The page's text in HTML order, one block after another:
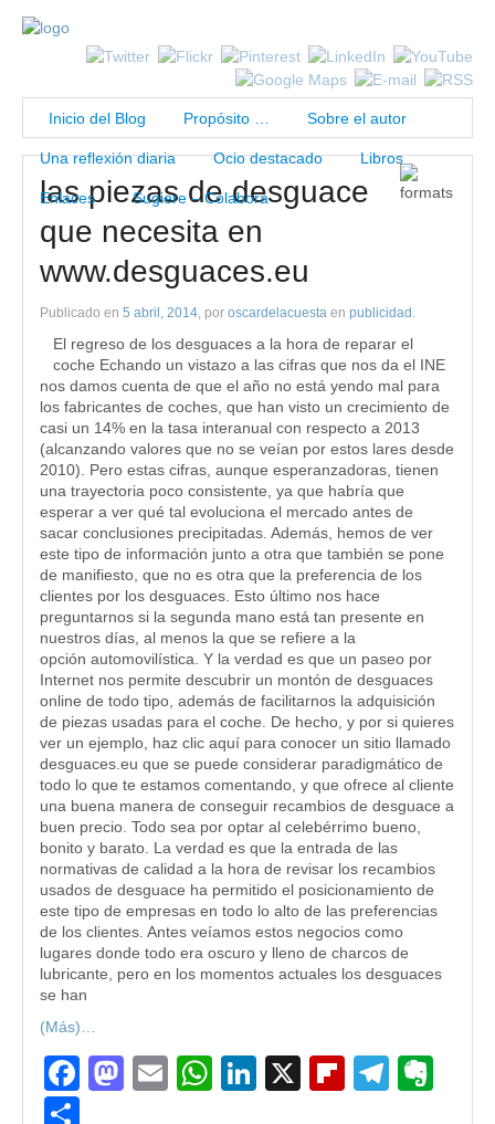
Inicio del Blog Propósito … Sobre el autor
Una reflexión diaria Ocio destacado Libros
Enlaces Sugiere – Colabora
las piezas de desguace
que necesita en
www.desguaces.eu
Publicado en 5 abril, 2014, por oscardelacuesta en publicidad .
El regreso de los desguaces a la hora de reparar el
coche Echando un vistazo a las cifras que nos da el INE
nos damos cuenta de que el año no está yendo mal para
los fabricantes de coches, que han visto un crecimiento de
casi un 14% en la tasa interanual con respecto a 2013
(alcanzando valores que no se veían por estos lares desde
2010). Pero estas cifras, aunque esperanzadoras, tienen
una trayectoria poco consistente, ya que habría que
esperar a ver qué tal evoluciona el mercado antes de
sacar conclusiones precipitadas. Además, hemos de ver
este tipo de información junto a otra que también se pone
de manifiesto, que no es otra que la preferencia de los
clientes por los desguaces. Esto último nos hace
preguntarnos si la segunda mano está tan presente en
nuestros días, al menos la que se refiere a la
opción automovilística. Y la verdad es que un paseo por
Internet nos permite descubrir un montón de desguaces
online de todo tipo, además de facilitarnos la adquisición
de piezas usadas para el coche. De hecho, y por si quieres
ver un ejemplo, haz clic aquí para conocer un sitio llamado
desguaces.eu que se puede considerar paradigmático de
todo lo que te estamos comentando, y que ofrece al cliente
una buena manera de conseguir recambios de desguace a
buen precio. Todo sea por optar al celebérrimo bueno,
bonito y barato. La verdad es que la entrada de las
normativas de calidad a la hora de revisar los recambios
usados de desguace ha permitido el posicionamiento de
este tipo de empresas en todo lo alto de las preferencias
de los clientes. Antes veíamos estos negocios como
lugares donde todo era oscuro y lleno de charcos de
lubricante, pero en los momentos actuales los desguaces
se han
(Más)…
Facebook
Mastodon
EmailWhatsApp
LinkedIn
X Flipboard